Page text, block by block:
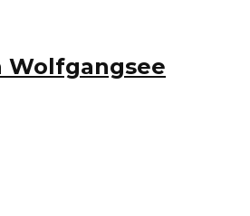
Wolfgangsee